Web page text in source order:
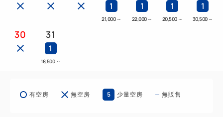
1
21,000 ～
1
22,000 ～
1
20,500 ～
1
30,500 ～
30 31
1
18,500 ～
有空房 無空房 5 少量空房 無販售